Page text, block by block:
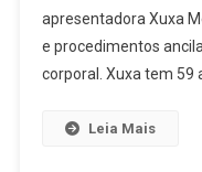
apresentadora Xuxa
e procedimentos
corporal. Xuxa tem 59
Leia Mais